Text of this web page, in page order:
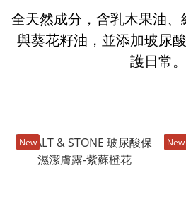
全天然成分，含乳木果油、
與葵花籽油，並添加玻尿
護日常。
New New